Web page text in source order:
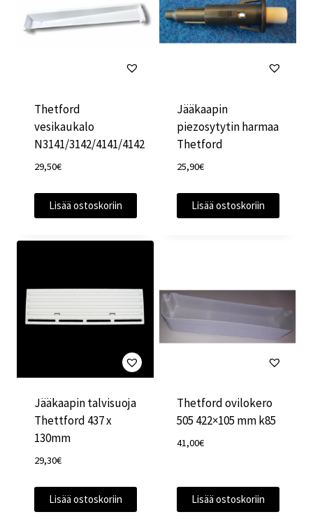
Thetford
vesikaukalo
N3141/3142/4141/4142
29,50€
Lisää ostoskoriin
Jääkaapin
piezosytytin harmaa
Thetford
25,90€
Lisää ostoskoriin
Jääkaapin talvisuoja
Thettford 437 x
130mm
29,30€
Lisää ostoskoriin
Thetford ovilokero
505 422×105 mm k85
41,00€
Lisää ostoskoriin